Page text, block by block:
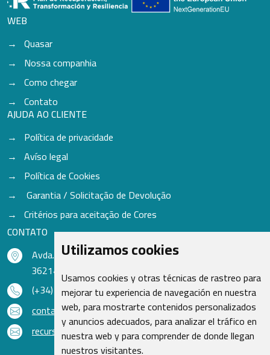
Utilizamos cookies
Usamos cookies y otras técnicas de rastreo para
mejorar tu experiencia de navegación en nuestra
web, para mostrarte contenidos personalizados
y anuncios adecuados, para analizar el tráfico en
nuestra web y para comprender de donde llegan
nuestros visitantes.
WEB
Quasar
Nossa companhia
Como chegar
Contato
AJUDA AO CLIENTE
Política de privacidade
Avíso legal
Política de Cookies
Garantia / Solicitação de Devolução
Critérios para aceitação de Cores
CONTATO
Avda. do Freixo - Sardoma, 13
36214 Vigo - Pontevedra - Espanha
(+34) 986 48 16 33
contacto@qsr.es
recursoshumanos@qsr.es